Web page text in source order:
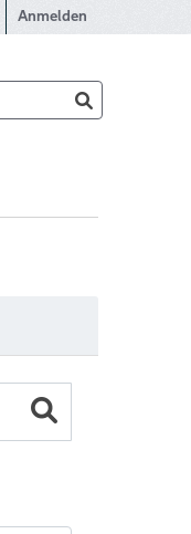
Anmelden